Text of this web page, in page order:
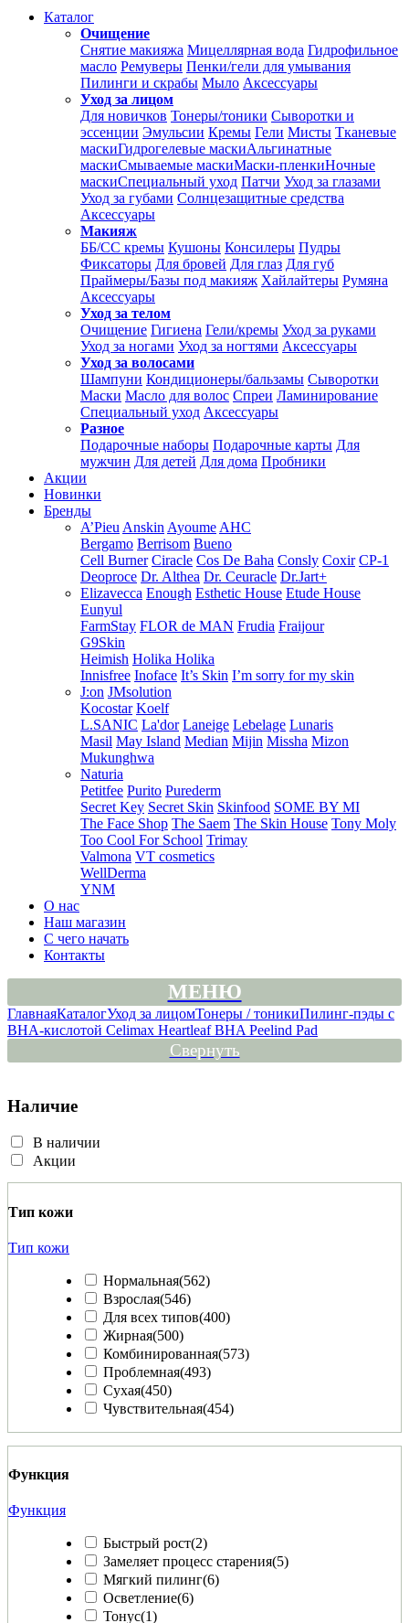
Каталог
Очищение
Снятие макияжа Мицеллярная вода Гидрофильное
масло Ремуверы Пенки/гели для умывания
Пилинги и скрабы Мыло Аксессуары
Уход за лицом
Для новичков Тонеры/тоники Сыворотки и
эссенции Эмульсии Кремы Гели Мисты Тканевые
маскиГидрогелевые маскиАльгинатные
маскиСмываемые маскиМаски-пленкиНочные
маскиСпециальный уход Патчи Уход за глазами
Уход за губами Солнцезащитные средства
Аксессуары
Макияж
ББ/СС кремы Кушоны Консилеры Пудры
Фиксаторы Для бровей Для глаз Для губ
Праймеры/Базы под макияж Хайлайтеры Румяна
Аксессуары
Уход за телом
Очищение Гигиена Гели/кремы Уход за руками
Уход за ногами Уход за ногтями Аксессуары
Уход за волосами
Шампуни Кондиционеры/бальзамы Сыворотки
Маски Масло для волос Спреи Ламинирование
Специальный уход Аксессуары
Разное
Подарочные наборы Подарочные карты Для
мужчин Для детей Для дома Пробники
Акции
Новинки
Бренды
A’Pieu Anskin Ayoume AHC
Bergamo Berrisom Bueno
Cell Burner Ciracle Cos De Baha Consly Coxir CP-1
Deoproce Dr. Althea Dr. Ceuracle Dr.Jart+
Elizavecca Enough Esthetic House Etude House
Eunyul
FarmStay FLOR de MAN Frudia Fraijour
G9Skin
Heimish Holika Holika
Innisfree Inoface It’s Skin I’m sorry for my skin
J:on JMsolution
Kocostar Koelf
L.SANIC La'dor Laneige Lebelage Lunaris
Masil May Island Median Mijin Missha Mizon
Mukunghwa
Naturia
Petitfee Purito Purederm
Secret Key Secret Skin Skinfood SOME BY MI
The Face Shop The Saem The Skin House Tony Moly
Too Cool For School Trimay
Valmona VT cosmetics
WellDerma
YNM
О нас
Наш магазин
С чего начать
Контакты
МЕНЮ
ГлавнаяКаталогУход за лицомТонеры / тоникиПилинг-пэды с
BHA-кислотой Celimax Heartleaf BHA Peelind Pad
Свернуть
Наличие
В наличии
Акции
Тип кожи
Тип кожи
Нормальная(562)
Взрослая(546)
Для всех типов(400)
Жирная(500)
Комбинированная(573)
Проблемная(493)
Сухая(450)
Чувствительная(454)
Функция
Функция
Быстрый рост(2)
Замеляет процесс старения(5)
Мягкий пилинг(6)
Осветление(6)
Тонус(1)